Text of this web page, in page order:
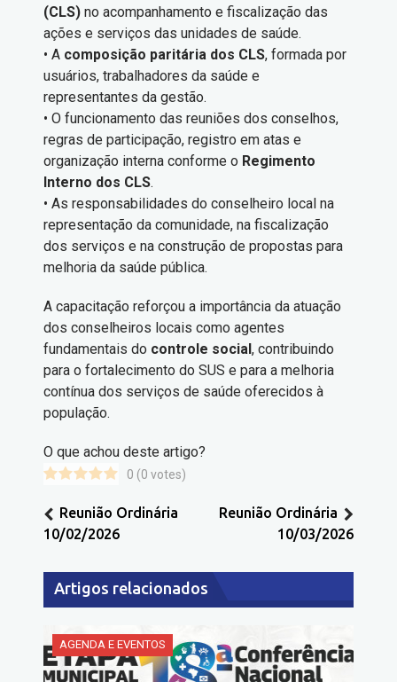
(CLS) no acompanhamento e fiscalização das
ações e serviços das unidades de saúde.
• A composição paritária dos CLS, formada por
usuários, trabalhadores da saúde e
representantes da gestão.
• O funcionamento das reuniões dos conselhos,
regras de participação, registro em atas e
organização interna conforme o Regimento
Interno dos CLS.
• As responsabilidades do conselheiro local na
representação da comunidade, na fiscalização
dos serviços e na construção de propostas para
melhoria da saúde pública.
A capacitação reforçou a importância da atuação
dos conselheiros locais como agentes
fundamentais do controle social, contribuindo
para o fortalecimento do SUS e para a melhoria
contínua dos serviços de saúde oferecidos à
população.
O que achou deste artigo?
0 (0 votes)
Reunião Ordinária
10/02/2026
Reunião Ordinária
10/03/2026
Artigos relacionados
AGENDA E EVENTOS